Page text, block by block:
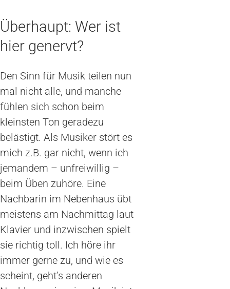
Überhaupt: Wer ist
hier genervt?
Den Sinn für Musik teilen nun
mal nicht alle, und manche
fühlen sich schon beim
kleinsten Ton geradezu
belästigt. Als Musiker stört es
mich z.B. gar nicht, wenn ich
jemandem – unfreiwillig –
beim Üben zuhöre. Eine
Nachbarin im Nebenhaus übt
meistens am Nachmittag laut
Klavier und inzwischen spielt
sie richtig toll. Ich höre ihr
immer gerne zu, und wie es
scheint, geht’s anderen